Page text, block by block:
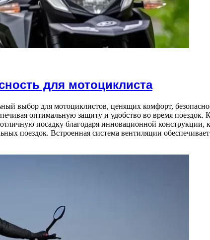
для мотоциклиста
выбор для мотоциклистов, ценящих комфорт,
оптимальную защиту и удобство во время
посадку благодаря инновационной конструкции,
поездок. Встроенная система вентиляции